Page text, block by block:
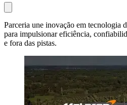
Parceria une inovação em tecnologia
para impulsionar eficiência,
e fora das pistas.